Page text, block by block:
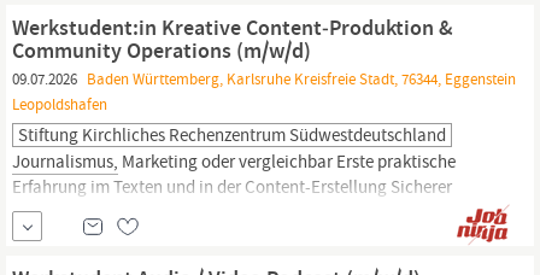
Weiterbildungsmaßnahmen Sie haben Interesse an...
Werkstudent:in Kreative Content‑Produktion &
Community Operations (m/w/d)
09.07.2026 Baden Württemberg, Karlsruhe Kreisfreie Stadt, 76344, Eggenstein
Leopoldshafen
Stiftung Kirchliches Rechenzentrum Südwestdeutschland
Journalismus, Marketing oder vergleichbar Erste praktische
Erfahrung im Texten und in der Content-Erstellung Sicherer
Umgang mit Social Media Plattformen Kreativität und ein gutes
Gespür für zielgruppenspezifischen Content Teamfähigkeit sowie
eine eigenverantwortliche, strukturierte Arbeitsweise Sehr gute